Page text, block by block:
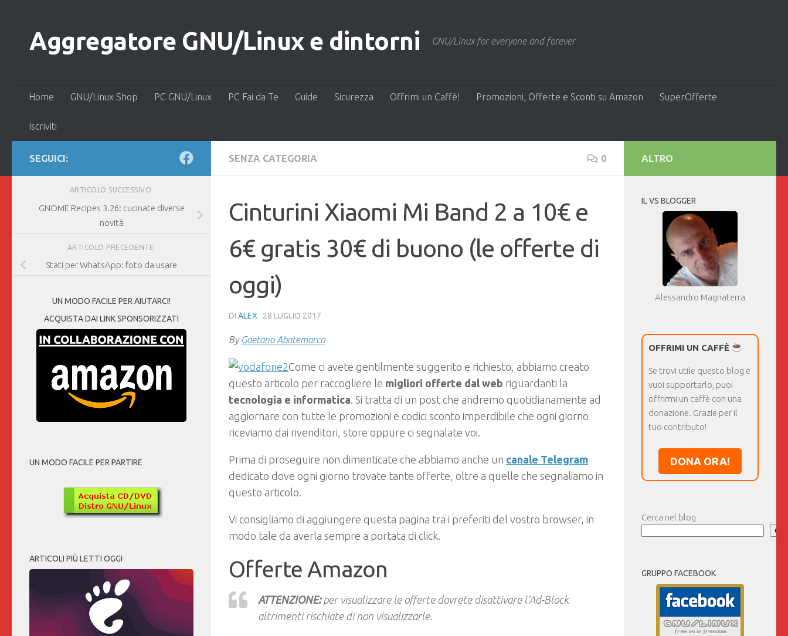
Aggregatore GNU/Linux e dintorni GNU/Linux for everyone and forever
Home GNU/Linux Shop PC GNU/Linux PC Fai da Te Guide Sicurezza Offrimi un Caffè! Promozioni, Offerte e Sconti su Amazon SuperOfferte
Iscriviti
SENZA CATEGORIA 0
Cinturini Xiaomi Mi Band 2 a 10€ e
6€ gratis 30€ di buono (le offerte di
oggi)
DI ALEX · 28 LUGLIO 2017
By Gaetano Abatemarco
Come ci avete gentilmente suggerito e richiesto, abbiamo creato
questo articolo per raccogliere le migliori offerte dal web riguardanti la
tecnologia e informatica. Si tratta di un post che andremo quotidianamente ad
aggiornare con tutte le promozioni e codici sconto imperdibile che ogni giorno
riceviamo dai rivenditori, store oppure ci segnalate voi.
Prima di proseguire non dimenticate che abbiamo anche un canale Telegram
dedicato dove ogni giorno trovate tante offerte, oltre a quelle che segnaliamo in
questo articolo.
Vi consigliamo di aggiungere questa pagina tra i preferiti del vostro browser, in
modo tale da averla sempre a portata di click.
Offerte Amazon
ATTENZIONE:per visualizzare le offerte dovrete disattivare l’Ad-Block
altrimenti rischiate di non visualizzarle.
SEGUICI:
ARTICOLO SUCCESSIVO
GNOME Recipes 3.26: cucinate diverse
novità
ARTICOLO PRECEDENTE
Stati per WhatsApp: foto da usare
UN MODO FACILE PER AIUTARCI!
ACQUISTA DAI LINK SPONSORIZZATI
UN MODO FACILE PER PARTIRE
ARTICOLI PIÙ LETTI OGGI
ALTRO
IL VS BLOGGER
Alessandro Magnaterra
OFFRIMI UN CAFFÈ
Se trovi utile questo blog e
vuoi supportarlo, puoi
offrirmi un caffè con una
donazione. Grazie per il
tuo contributo!
DONA ORA!
Cerca nel blog
GRUPPO FACEBOOK